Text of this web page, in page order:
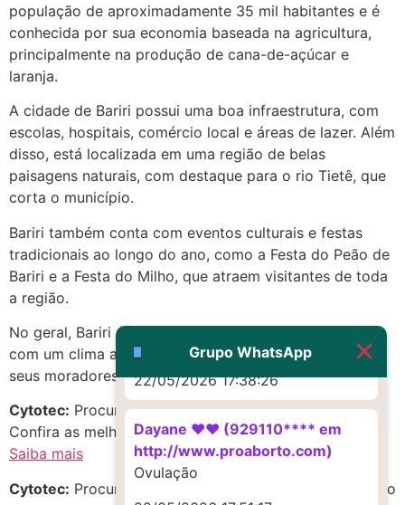
população de aproximadamente 35 mil habitantes e é
conhecida por sua economia baseada na agricultura,
principalmente na produção de cana-de-açúcar e
laranja.
A cidade de Bariri possui uma boa infraestrutura, com
escolas, hospitais, comércio local e áreas de lazer. Além
disso, está localizada em uma região de belas
paisagens naturais, com destaque para o rio Tietê, que
corta o município.
Bariri também conta com eventos culturais e festas
tradicionais ao longo do ano, como a Festa do Peão de
Bariri e a Festa do Milho, que atraem visitantes de toda
a região.
No geral, Bariri é uma cidade tranquila e acolhedora,
com um clima agradável e boa qualidade de vida para
seus moradores.
Cytotec: Procurando c.i.t.o.t.e.c em Bariri, São Paulo?
Confira as melhores opções!
Saiba mais
Cytotec: Procurando Cytotec-Citotec no estado de São
Grupo WhatsApp
(879121**** em
http://www.proaborto.com)
Eu acho, não sei
22/05/2026 17:19:16
(879121**** em
http://www.proaborto.com)
22/05/2026 17:19:47
http://www.proaborto.com)
Muito obrigadaaaaa
22/05/2026 17:38:26
Dayane ♥️♥️ (929110**** em
http://www.proaborto.com)
Ovulação